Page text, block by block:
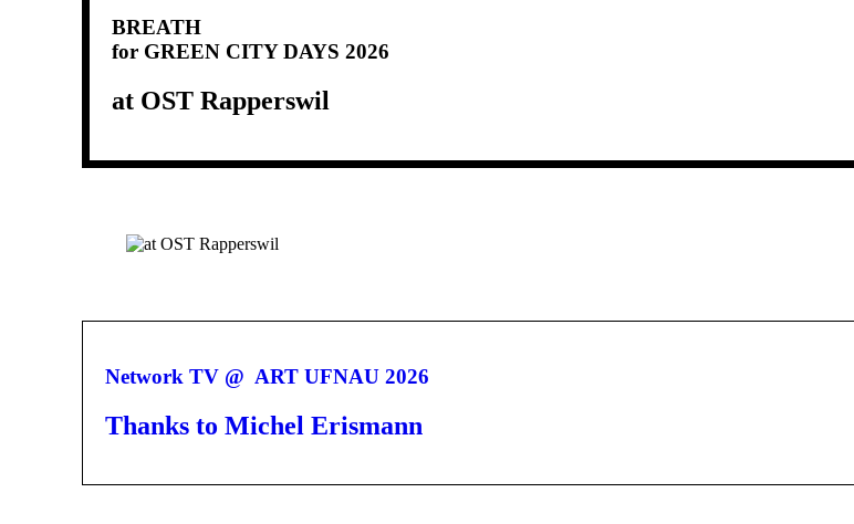
BREATH
for GREEN CITY DAYS 2026
at OST Rapperswil
Network TV @ ART UFNAU 2026
Thanks to Michel Erismann